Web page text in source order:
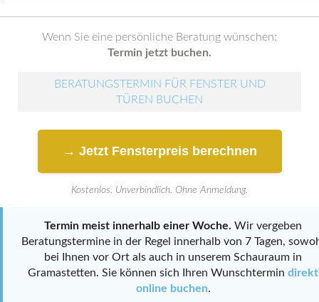
Wenn Sie eine persönliche Beratung wünschen:
Termin jetzt buchen.
BERATUNGSTERMIN FÜR FENSTER UND
TÜREN BUCHEN
→ Jetzt Fensterpreis berechnen
Kostenlos. Unverbindlich. Ohne Anmeldung.
Termin meist innerhalb einer Woche. Wir vergeben
Beratungstermine in der Regel innerhalb von 7 Tagen,
bei Ihnen vor Ort als auch in unserem Schauraum in
Gramastetten. Sie können sich Ihren Wunschtermin direkt
online buchen.